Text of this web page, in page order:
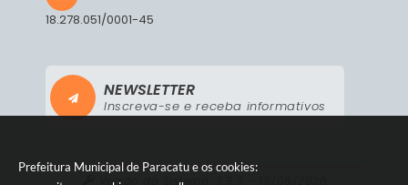
Prefeitura Municipal de Paracatu e os cookies:
18.278.051/0001-45
NEWSLETTER
Inscreva-se e receba informativos
Versão do Sistema: